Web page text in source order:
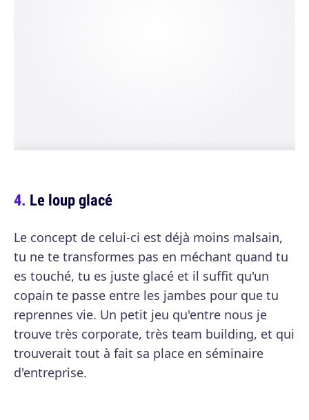
Le loup glacé
Le concept de celui-ci est déjà moins malsain,
tu ne te transformes pas en méchant quand tu
es touché, tu es juste glacé et il suffit qu'un
copain te passe entre les jambes pour que tu
reprennes vie. Un petit jeu qu'entre nous je
trouve très corporate, très team building, et qui
trouverait tout à fait sa place en séminaire
d'entreprise.